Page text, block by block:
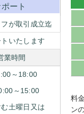
ート
が取引成立迄
いたします
業時間
～18:00
～15:00
土曜日又は
料
ン